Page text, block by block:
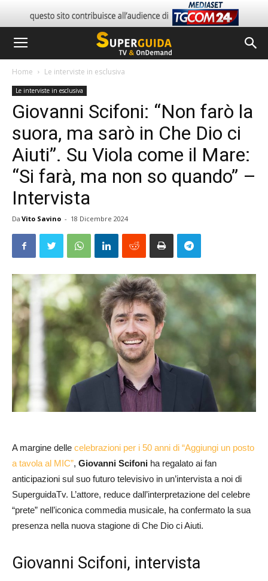
Home Le interviste in esclusiva
Le interviste in esclusiva
Giovanni Scifoni: “Non farò la
suora, ma sarò in Che Dio ci
Aiuti”. Su Viola come il Mare:
“Si farà, ma non so quando” –
Intervista
Da Vito Savino - 18 Dicembre 2024
A margine delle celebrazioni per i 50 anni di “Aggiungi un posto
a tavola al MIC”, Giovanni Scifoni ha regalato ai fan
anticipazioni sul suo futuro televisivo in un’intervista a noi di
SuperguidaTv. L’attore, reduce dall’interpretazione del celebre
“prete” nell’iconica commedia musicale, ha confermato la sua
presenza nella nuova stagione di Che Dio ci Aiuti.
Giovanni Scifoni, intervista